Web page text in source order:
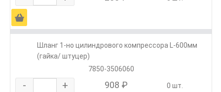
Ä
Шланг 1-но цилиндрового компрессора L-600мм
(гайка/ штуцер)
7850-3506060
- + 908 ₽ 0 шт.